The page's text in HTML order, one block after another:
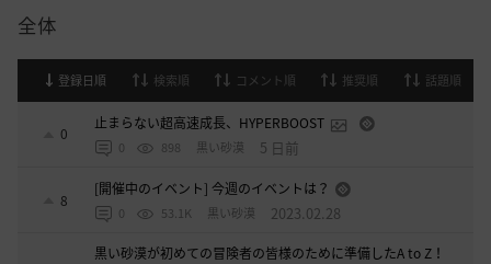
全体
登録日順 検索順 コメント順 推奨順 話題順
0
止まらない超高速成長、HYPERBOOST
0 898 黒い砂漠 5 日前
8
[開催中のイベント] 今週のイベントは？
0 53.1K 黒い砂漠 2023.02.28
黒い砂漠が初めての冒険者の皆様のために準備したA to Z！